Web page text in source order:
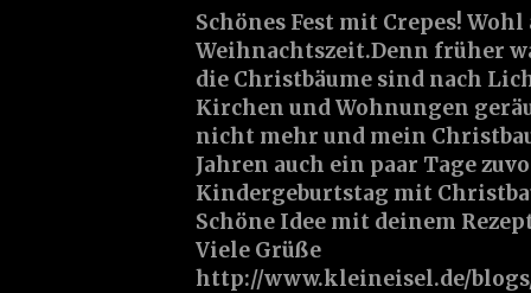
Schönes Fest mit Crepes!
Weihnachtszeit.Denn früher
die Christbäume sind nach
Kirchen und Wohnungen
nicht mehr und mein
Jahren auch ein paar Tage
Kindergeburtstag mit
Schöne Idee mit deinem
Viele Grüße
http://www.kleineisel.de/